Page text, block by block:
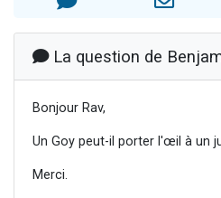
Odaya vient de
La question de
Bonjour Rav,
Un Goy peut-il porter l'œil à un
Merci.